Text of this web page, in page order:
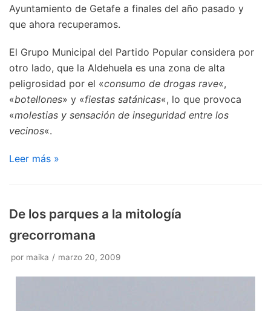
Ayuntamiento de Getafe a finales del año pasado y
que ahora recuperamos.
El Grupo Municipal del Partido Popular considera por
otro lado, que la Aldehuela es una zona de alta
peligrosidad por el «consumo de drogas rave«,
«botellones» y «fiestas satánicas«, lo que provoca
«molestias y sensación de inseguridad entre los
vecinos«.
Leer más »
De los parques a la mitología
grecorromana
por maika marzo 20, 2009